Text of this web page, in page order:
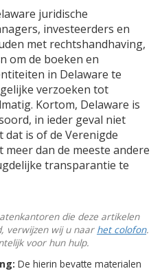
juridische
investeerders en
met rechtshandhaving,
om de boeken en
in Delaware te
verzoeken tot
Kortom, Delaware is
in ieder geval niet
dat is of de Verenigde
dan de meeste andere
transparantie te
die deze artikelen
verwijzen wij u naar het colofon.
voor hun hulp.
De hierin bevatte materialen